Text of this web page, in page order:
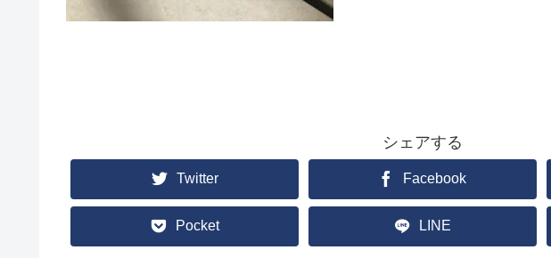
シェアする
Twitter Facebook
Pocket LINE